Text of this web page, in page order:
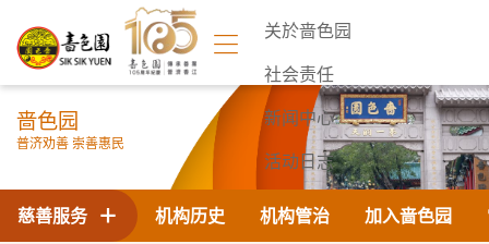
关於啬色园
社会责任
新闻中心
活动日志
联络我们
啬色园
普济劝善 崇善惠民
机构历史 机构管治 加入啬色园
慈善服务